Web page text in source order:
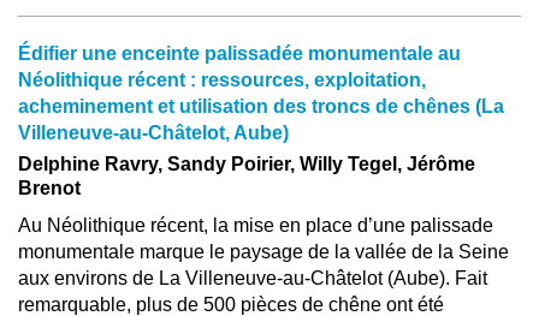
Édifier une enceinte palissadée monumentale au
Néolithique récent : ressources, exploitation,
acheminement et utilisation des troncs de chênes (La
Villeneuve-au-Châtelot, Aube)
Delphine Ravry, Sandy Poirier, Willy Tegel, Jérôme
Brenot
Au Néolithique récent, la mise en place d’une palissade
monumentale marque le paysage de la vallée de la Seine
aux environs de La Villeneuve-au-Châtelot (Aube). Fait
remarquable, plus de 500 pièces de chêne ont été